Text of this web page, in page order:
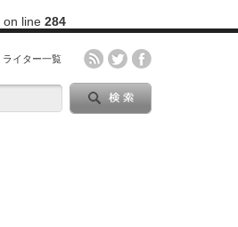
on line 284
ライター一覧